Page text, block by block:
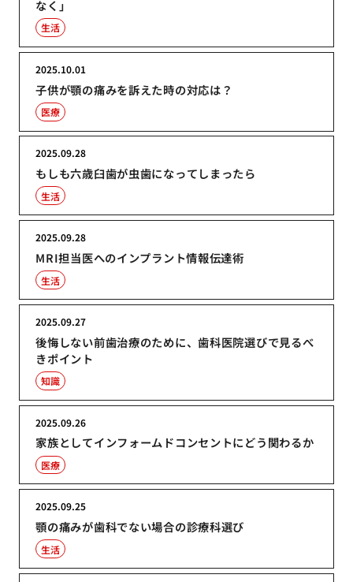
なく」
生活
子供が顎の痛みを訴えた時の対応は？
2025.10.01
医療
もしも六歳臼歯が虫歯になってしまったら
2025.09.28
生活
MRI担当医へのインプラント情報伝達術
2025.09.28
生活
後悔しない前歯治療のために、歯科医院選びで見るべ
きポイント
2025.09.27
知識
家族としてインフォームドコンセントにどう関わるか
2025.09.26
医療
顎の痛みが歯科でない場合の診療科選び
2025.09.25
生活